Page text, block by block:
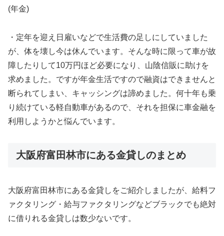
(年金)
・定年を迎え日雇いなどで生活費の足しにしていました
が、体を壊し今は休んでいます。そんな時に限って車が故
障したりして10万円ほど必要になり、山陰信販に助けを
求めました。ですが年金生活ですので融資はできませんと
断られてしまい、キャッシングは諦めました。何十年も乗
り続けている軽自動車があるので、それを担保に車金融を
利用しようかと悩んでいます。
大阪府富田林市にある金貸しのまとめ
大阪府富田林市にある金貸しをご紹介しましたが、給料フ
ァクタリング・給与ファクタリングなどブラックでも絶対
に借りれる金貸しは数少ないです。